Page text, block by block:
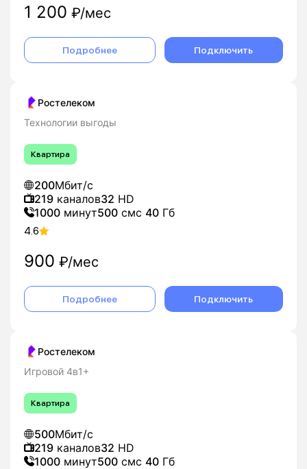
1 200 ₽/мес
Подробнее Подключить
Ростелеком
Технологии выгоды
Квартира
200Мбит/с
219 каналов32 HD
1000 минут500 смс 40 Гб
4.6
900 ₽/мес
Подробнее Подключить
Ростелеком
Игровой 4в1+
Квартира
500Мбит/с
219 каналов32 HD
1000 минут500 смс 40 Гб